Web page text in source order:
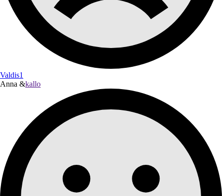
Valdis1
Anna &kallo